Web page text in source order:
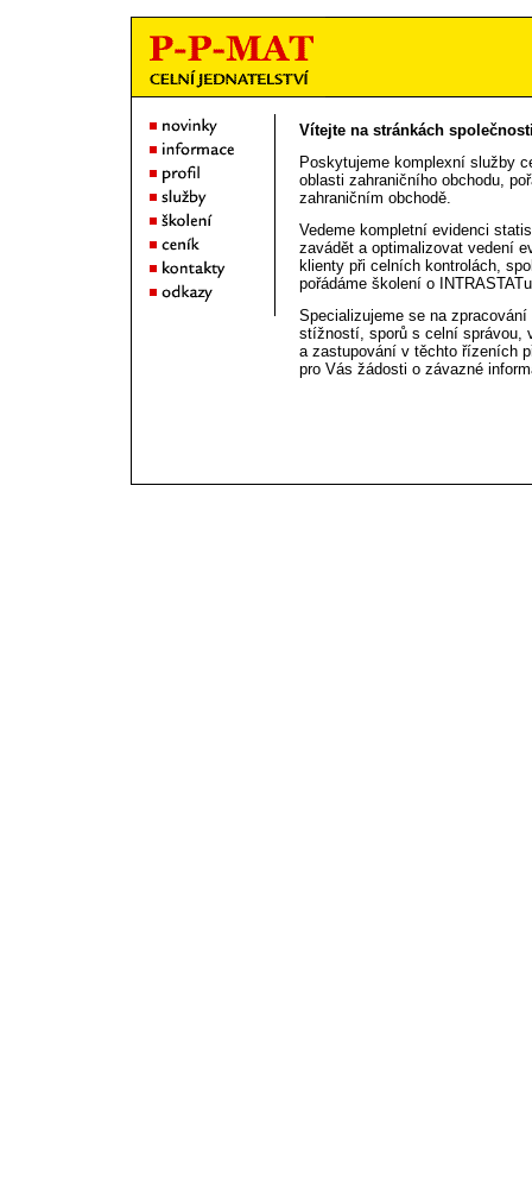
Vítejte na stránkách
Poskytujeme komplexní služby
oblasti zahraničního obchodu,
zahraničním obchodě.
Vedeme kompletní evidenci
zavádět a optimalizovat vedení
klienty při celních kontrolách,
pořádáme školení o
Specializujeme se na
stížností, sporů s celní správou,
a zastupování v těchto řízeních
pro Vás žádosti o závazné